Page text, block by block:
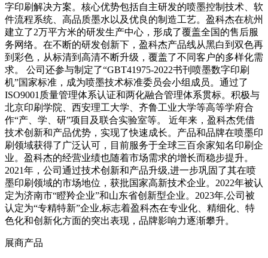
字印刷解决方案。核心优势包括自主研发的喷墨控制技术、软
件流程系统、高品质墨水以及优良的制造工艺。盈科杰在杭州
建立了2万平方米的研发生产中心，形成了覆盖全国的售后服
务网络。在不断的研发创新下，盈科杰产品线从黑白到双色再
到彩色，从标清到高清不断升级，覆盖了不同客户的多样化需
求。 公司还参与制定了“GBT41975-2022书刊喷墨数字印刷
机”国家标准，成为喷墨技术标准委员会小组成员。通过了
ISO9001质量管理体系认证和两化融合管理体系贯标。积极与
北京印刷学院、西安理工大学、齐鲁工业大学等高等学府合
作“产、学、研”项目及联合实验室等。 近年来，盈科杰凭借
技术创新和产品优势，实现了快速成长。产品和品牌在喷墨印
刷领域获得了广泛认可，目前服务于全球三百余家知名印刷企
业。盈科杰的经营业绩也随着市场需求的增长而稳步提升。
2021年，公司通过技术创新和产品升级,进一步巩固了其在喷
墨印刷领域的市场地位，获批国家高新技术企业。2022年被认
定为济南市“瞪羚企业”和山东省创新型企业。2023年,公司被
认定为“专精特新”企业,标志着盈科杰在专业化、精细化、特
色化和创新化方面的突出表现，品牌影响力逐渐攀升。
展商产品